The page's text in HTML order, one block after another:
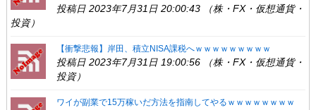
投稿日 2023年7月31日 20:00:43 （株・FX・仮想通貨・
投資）
【衝撃悲報】岸田、積立NISA課税へｗｗｗｗｗｗｗｗｗ
投稿日 2023年7月31日 19:00:56 （株・FX・仮想通貨・
投資）
ワイが副業で15万稼いだ方法を指南してやるｗｗｗｗｗｗｗｗ